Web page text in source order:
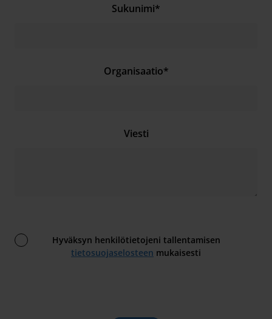
Sukunimi*
Organisaatio*
Viesti
Hyväksyn henkilötietojeni tallentamisen
tietosuojaselosteen mukaisesti